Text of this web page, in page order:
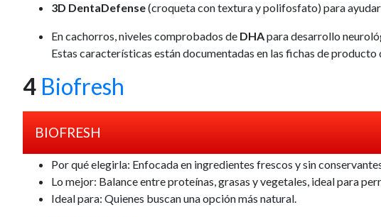
3D DentaDefense(croqueta con textura y polifosfato) para
En cachorros, niveles comprobados de DHApara desarrollo
Estas características están documentadas en las fichas de producto
4 Biofresh
BIOFRESH
Por qué elegirla: Enfocada en ingredientes frescos y sin
Lo mejor: Balance entre proteínas, grasas y vegetales, ideal para
Ideal para: Quienes buscan una opción más natural.